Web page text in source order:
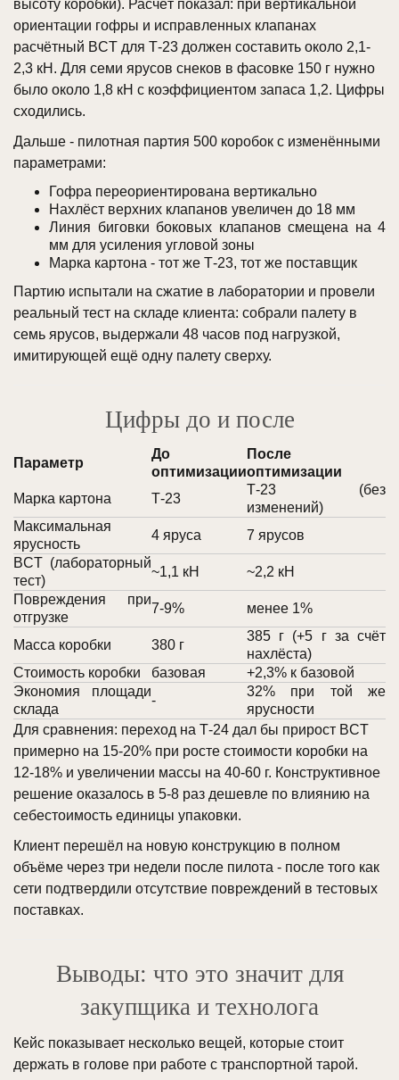
высоту коробки). Расчёт показал: при вертикальной
ориентации гофры и исправленных клапанах
расчётный BCT для Т-23 должен составить около 2,1-
2,3 кН. Для семи ярусов снеков в фасовке 150 г нужно
было около 1,8 кН с коэффициентом запаса 1,2. Цифры
сходились.
Дальше - пилотная партия 500 коробок с изменёнными
параметрами:
Гофра переориентирована вертикально
Нахлёст верхних клапанов увеличен до 18 мм
Линия биговки боковых клапанов смещена на 4
мм для усиления угловой зоны
Марка картона - тот же Т-23, тот же поставщик
Партию испытали на сжатие в лаборатории и провели
реальный тест на складе клиента: собрали палету в
семь ярусов, выдержали 48 часов под нагрузкой,
имитирующей ещё одну палету сверху.
Цифры до и после
Параметр
До
оптимизации
После
оптимизации
Марка картона
Т-23
Т-23 (без
изменений)
Максимальная
ярусность
4 яруса
7 ярусов
BCT (лабораторный
тест)
~1,1 кН
~2,2 кН
Повреждения при
отгрузке
7-9% менее 1%
Масса коробки 380 г
385 г (+5 г за счёт
нахлёста)
Стоимость коробки
базовая
+2,3% к базовой
Экономия площади
склада
-
32% при той же
ярусности
Для сравнения: переход на Т-24 дал бы прирост BCT
примерно на 15-20% при росте стоимости коробки на
12-18% и увеличении массы на 40-60 г. Конструктивное
решение оказалось в 5-8 раз дешевле по влиянию на
себестоимость единицы упаковки.
Клиент перешёл на новую конструкцию в полном
объёме через три недели после пилота - после того как
сети подтвердили отсутствие повреждений в тестовых
поставках.
Выводы: что это значит для
закупщика и технолога
Кейс показывает несколько вещей, которые стоит
держать в голове при работе с транспортной тарой.